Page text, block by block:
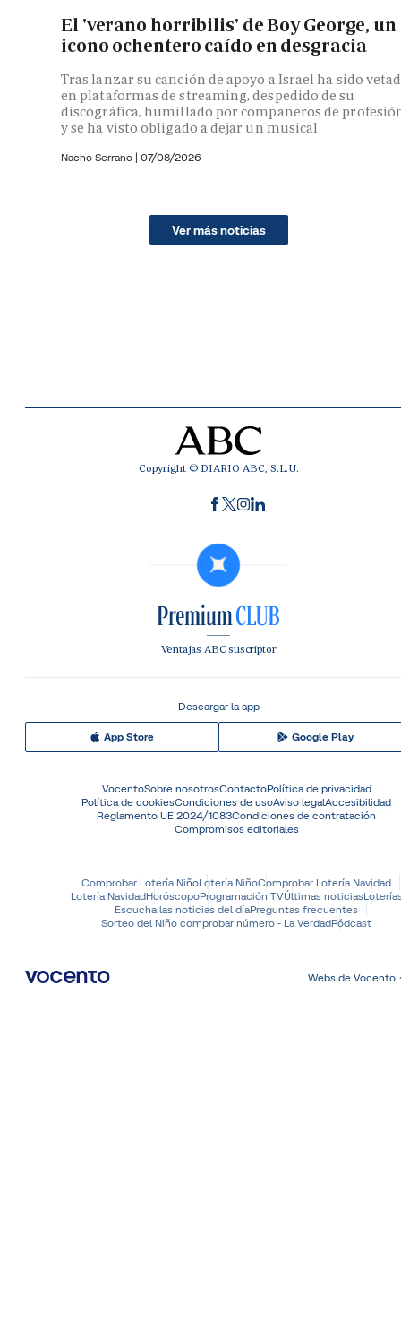
El 'verano horribilis' de Boy George, un
icono ochentero caído en desgracia
Tras lanzar su canción de apoyo a Israel ha sido
en plataformas de streaming, despedido de su
discográfica, humillado por compañeros de
y se ha visto obligado a dejar un musical
Nacho Serrano | 07/08/2026
Ver más noticias
Copyright © DIARIO ABC, S.L.U.
Ventajas ABC suscriptor
Descargar la app
App Store Google Play
VocentoSobre nosotrosContactoPolítica de privacidad
Política de cookiesCondiciones de usoAviso legalAccesibilidad
Reglamento UE 2024/1083Condiciones de contratación
Compromisos editoriales
Comprobar Lotería NiñoLotería NiñoComprobar Lotería Navidad
Lotería NavidadHoróscopoProgramación TVÚltimas noticias
Escucha las noticias del díaPreguntas frecuentes
Sorteo del Niño comprobar número - La VerdadPódcast
Webs de Vocento